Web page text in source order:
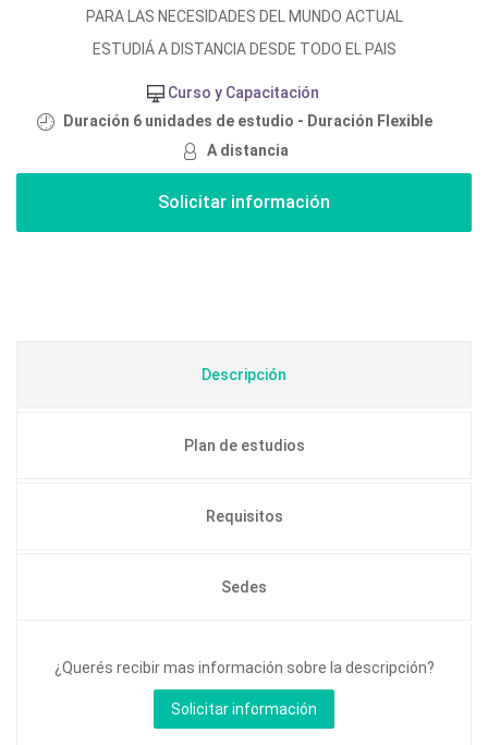
PARA LAS NECESIDADES DEL MUNDO ACTUAL
ESTUDIÁ A DISTANCIA DESDE TODO EL PAIS
Curso y Capacitación
Duración 6 unidades de estudio - Duración Flexible
A distancia
Descripción
Plan de estudios
Requisitos
Sedes
¿Querés recibir mas información sobre la descripción?